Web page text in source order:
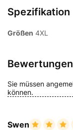
Spezifikation
Größen 4XL
Sie müssen
können.
Swen